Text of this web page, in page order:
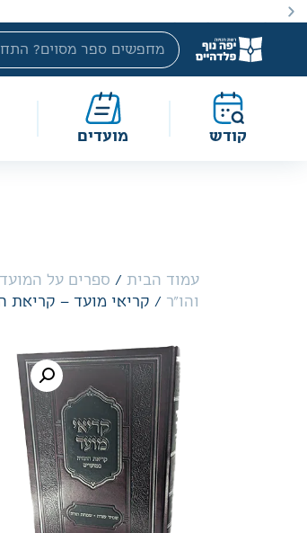
באתר מוצעים מוצרים במחירים נמוכים
קודש מועדים
עמוד הבית / ספרים על
והו"ר / קריאי מועד – קריאת